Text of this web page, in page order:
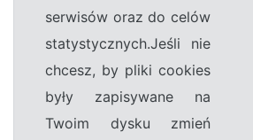
serwisów oraz do celów
statystycznych.Jeśli nie
chcesz, by pliki cookies
były zapisywane na
Twoim dysku zmień